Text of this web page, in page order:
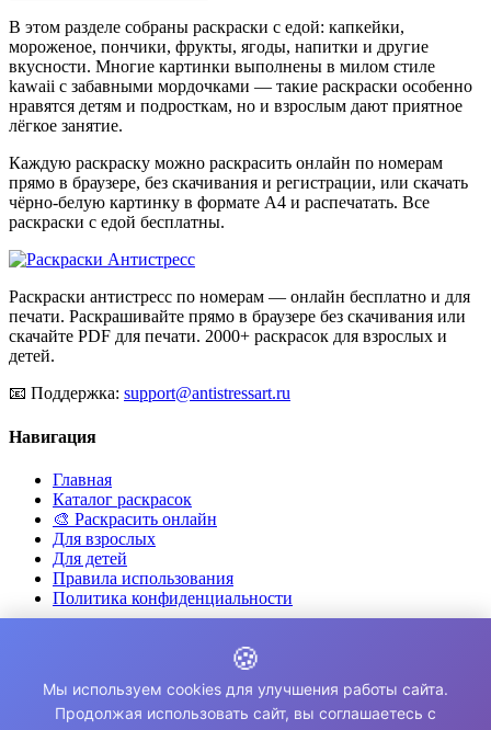
В этом разделе собраны раскраски с едой: капкейки,
мороженое, пончики, фрукты, ягоды, напитки и другие
вкусности. Многие картинки выполнены в милом стиле
kawaii с забавными мордочками — такие раскраски особенно
нравятся детям и подросткам, но и взрослым дают приятное
лёгкое занятие.
Каждую раскраску можно раскрасить онлайн по номерам
прямо в браузере, без скачивания и регистрации, или скачать
чёрно-белую картинку в формате А4 и распечатать. Все
раскраски с едой бесплатны.
Раскраски антистресс по номерам — онлайн бесплатно и для
печати. Раскрашивайте прямо в браузере без скачивания или
скачайте PDF для печати. 2000+ раскрасок для взрослых и
детей.
📧 Поддержка: support@antistressart.ru
Навигация
Главная
Каталог раскрасок
🎨 Раскрасить онлайн
Для взрослых
Для детей
Правила использования
Политика конфиденциальности
✨ Для снятия стресса и тревоги
🎨 Для развития креативности
🧘 Для медитации и расслабления
🍪
Мы используем cookies для улучшения работы сайта.
Продолжая использовать сайт, вы соглашаетесь с